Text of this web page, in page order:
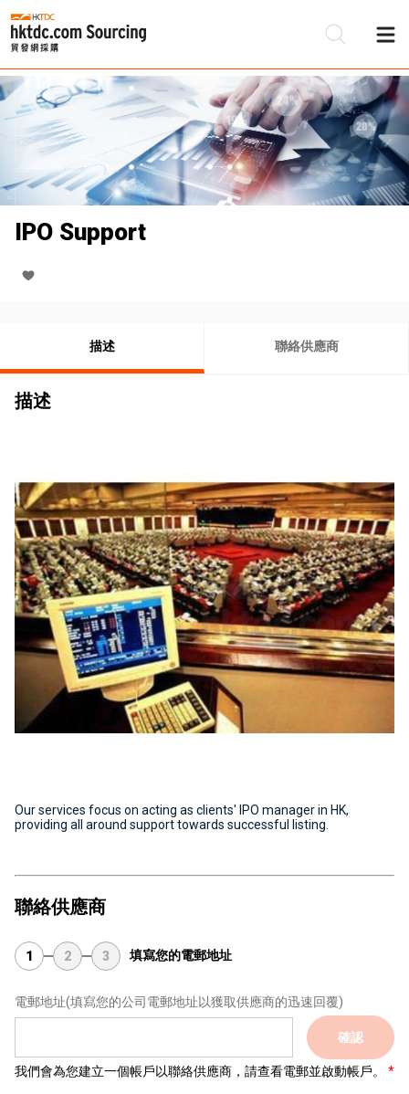
IPO Support
描述 聯絡供應商
描述
Our services focus on acting as clients' IPO manager in HK,
providing all around support towards successful listing.
聯絡供應商
1 2 3 填寫您的電郵地址
電郵地址(填寫您的公司電郵地址以獲取供應商的迅速回覆)
確認
我們會為您建立一個帳戶以聯絡供應商，請查看電郵並啟動帳戶。